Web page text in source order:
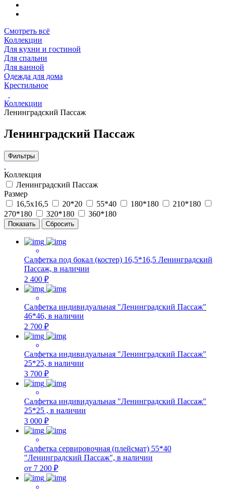
Смотреть всё
Коллекции
Для кухни и гостиной
Для спальни
Для ванной
Одежда для дома
Крестильное
Коллекции
Ленинградский Пассаж
Ленинградский Пассаж
Фильтры
Коллекция
Ленинградский Пассаж
Размер
16,5х16,5
20*20 55*40 180*180
210*180
270*180
320*180 360*180
Салфетка под бокал (костер) 16,5*16,5 Ленинградский
Пассаж, в наличии
2 400 ₽
Салфетка индивидуальная "Ленинградский Пассаж"
46*46, в наличии
2 700 ₽
Салфетка индивидуальная "Ленинградский Пассаж"
25*25, в наличии
3 700 ₽
Салфетка индивидуальная "Ленинградский Пассаж"
25*25 , в наличии
3 000 ₽
Салфетка сервировочная (плейсмат) 55*40
"Ленинградский Пассаж", в наличии
от 7 200 ₽